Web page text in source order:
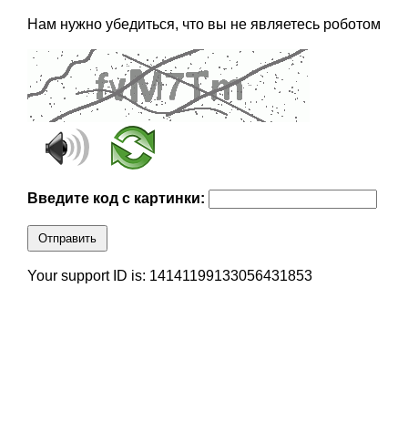
Нам нужно убедиться, что вы не являетесь роботом
Введите код с картинки:
Отправить
Your support ID is: 14141199133056431853